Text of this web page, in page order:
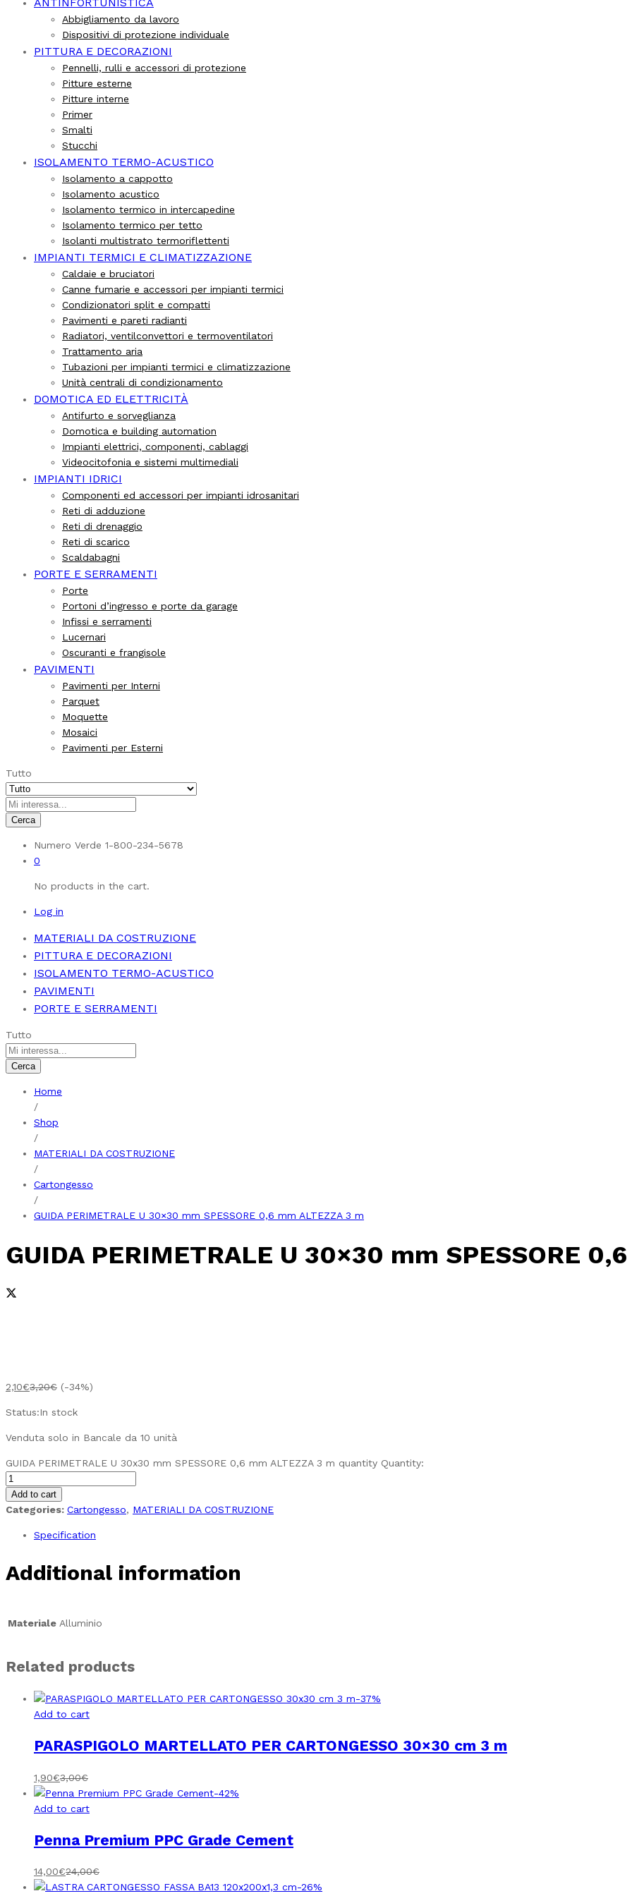
Abbigliamento da lavoro
Dispositivi di protezione individuale
PITTURA E DECORAZIONI
Pennelli, rulli e accessori di protezione
Pitture esterne
Pitture interne
Primer
Smalti
Stucchi
ISOLAMENTO TERMO-ACUSTICO
Isolamento a cappotto
Isolamento acustico
Isolamento termico in intercapedine
Isolamento termico per tetto
Isolanti multistrato termoriflettenti
IMPIANTI TERMICI E CLIMATIZZAZIONE
Caldaie e bruciatori
Canne fumarie e accessori per impianti termici
Condizionatori split e compatti
Pavimenti e pareti radianti
Radiatori, ventilconvettori e termoventilatori
Trattamento aria
Tubazioni per impianti termici e climatizzazione
Unità centrali di condizionamento
DOMOTICA ED ELETTRICITÀ
Antifurto e sorveglianza
Domotica e building automation
Impianti elettrici, componenti, cablaggi
Videocitofonia e sistemi multimediali
IMPIANTI IDRICI
Componenti ed accessori per impianti idrosanitari
Reti di adduzione
Reti di drenaggio
Reti di scarico
Scaldabagni
PORTE E SERRAMENTI
Porte
Portoni d’ingresso e porte da garage
Infissi e serramenti
Lucernari
Oscuranti e frangisole
PAVIMENTI
Pavimenti per Interni
Parquet
Moquette
Mosaici
Pavimenti per Esterni
Tutto
Cerca
Numero Verde 1-800-234-5678
0
No products in the cart.
Log in
MATERIALI DA COSTRUZIONE
PITTURA E DECORAZIONI
ISOLAMENTO TERMO-ACUSTICO
PAVIMENTI
PORTE E SERRAMENTI
Tutto
Cerca
Home
/
Shop
/
MATERIALI DA COSTRUZIONE
/
Cartongesso
/
GUIDA PERIMETRALE U 30×30 mm SPESSORE 0,6 mm ALTEZZA 3 m
GUIDA PERIMETRALE U 30×30 mm SPESSORE
2,10€3,20€ (-34%)
Status:In stock
Venduta solo in Bancale da 10 unità
GUIDA PERIMETRALE U 30x30 mm SPESSORE 0,6 mm ALTEZZA 3 m quantity Quantity:
Add to cart
Categories: Cartongesso, MATERIALI DA COSTRUZIONE
Specification
Additional information
Materiale Alluminio
Related products
-37%
Add to cart
PARASPIGOLO MARTELLATO PER CARTONGESSO 30×30 cm 3 m
1,90€3,00€
-42%
Add to cart
Penna Premium PPC Grade Cement
14,00€24,00€
-26%